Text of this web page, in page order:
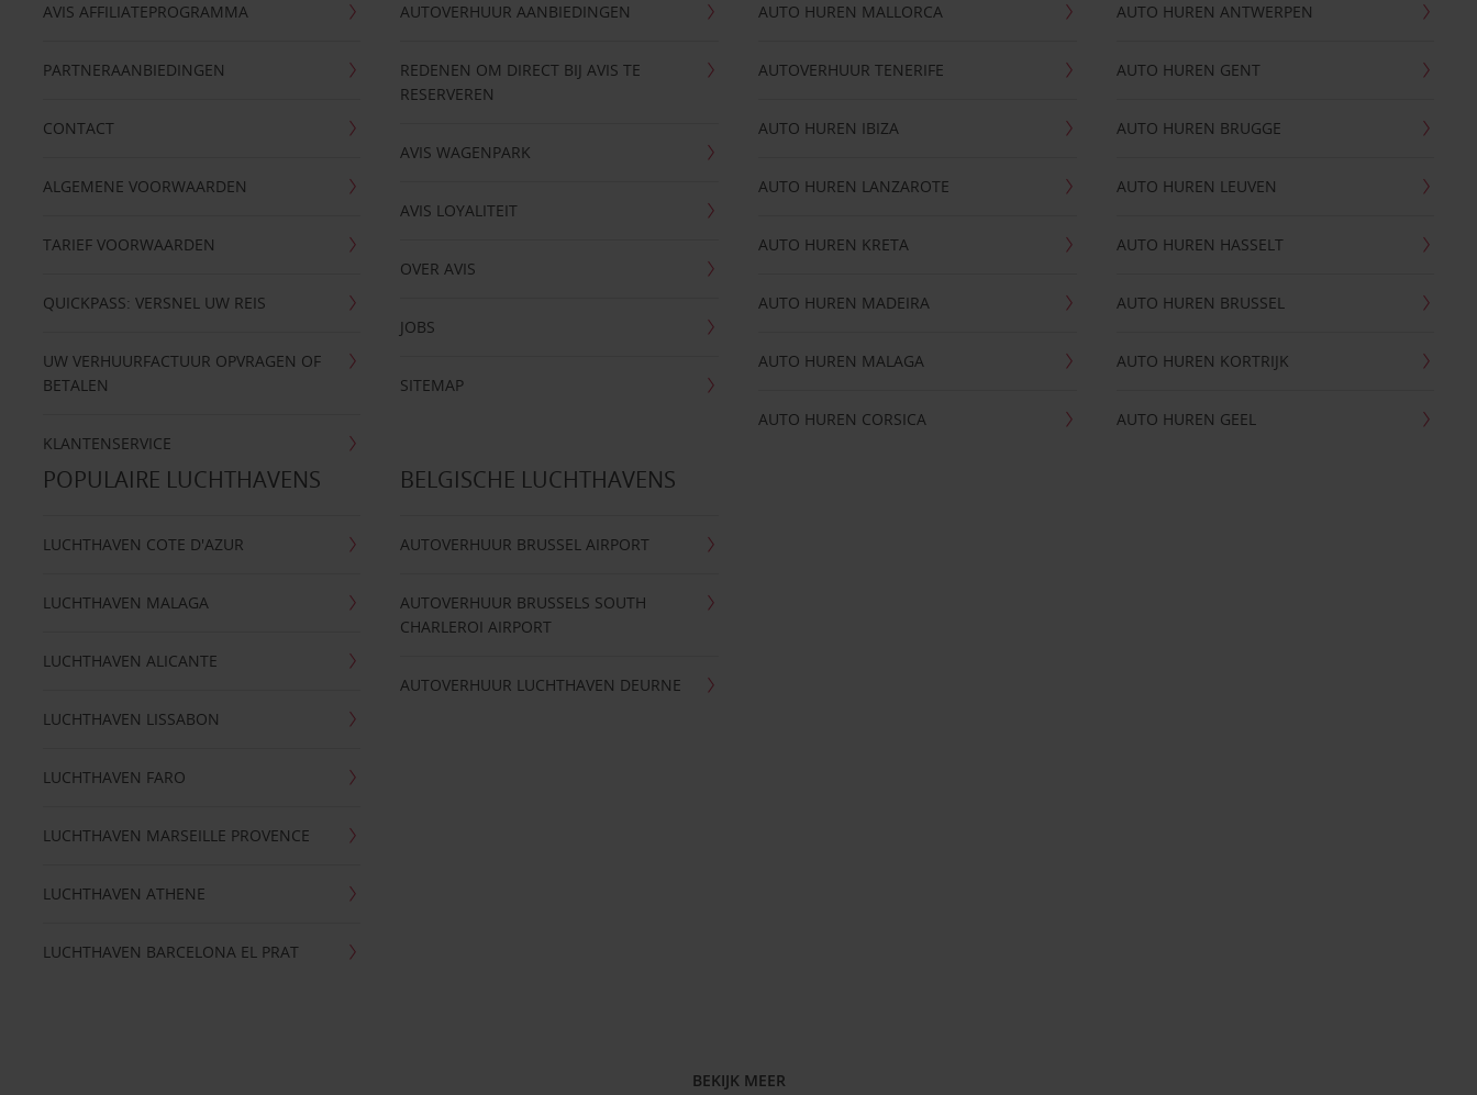
AVIS AFFILIATEPROGRAMMA
PARTNERAANBIEDINGEN
CONTACT
ALGEMENE VOORWAARDEN
TARIEF VOORWAARDEN
QUICKPASS: VERSNEL UW REIS
UW VERHUURFACTUUR OPVRAGEN OF
BETALEN
KLANTENSERVICE
AUTOVERHUUR AANBIEDINGEN
REDENEN OM DIRECT BIJ AVIS TE
RESERVEREN
AVIS WAGENPARK
AVIS LOYALITEIT
OVER AVIS
JOBS
SITEMAP
AUTO HUREN MALLORCA
AUTOVERHUUR TENERIFE
AUTO HUREN IBIZA
AUTO HUREN LANZAROTE
AUTO HUREN KRETA
AUTO HUREN MADEIRA
AUTO HUREN MALAGA
AUTO HUREN CORSICA
AUTO HUREN ANTWERPEN
AUTO HUREN GENT
AUTO HUREN BRUGGE
AUTO HUREN LEUVEN
AUTO HUREN HASSELT
AUTO HUREN BRUSSEL
AUTO HUREN KORTRIJK
AUTO HUREN GEEL
POPULAIRE LUCHTHAVENS
LUCHTHAVEN COTE D'AZUR
LUCHTHAVEN MALAGA
LUCHTHAVEN ALICANTE
LUCHTHAVEN LISSABON
LUCHTHAVEN FARO
LUCHTHAVEN MARSEILLE PROVENCE
LUCHTHAVEN ATHENE
LUCHTHAVEN BARCELONA EL PRAT
BELGISCHE LUCHTHAVENS
AUTOVERHUUR BRUSSEL AIRPORT
AUTOVERHUUR BRUSSELS SOUTH
CHARLEROI AIRPORT
AUTOVERHUUR LUCHTHAVEN DEURNE
BEKIJK MEER